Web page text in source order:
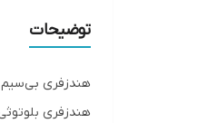
توضیحات
هندزفری بی‌سیم R90i؛ ترکیبی از طراحی مدرن و کیفیت صدای قدرتمند